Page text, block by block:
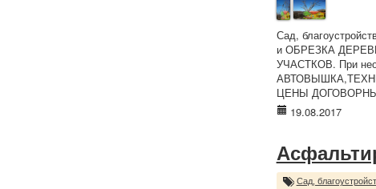
Сад,
и ОБРЕЗКА
УЧАСТКОВ. При
ЦЕНЫ ДОГОВОРНЫЕ
19.08.2017
Сад,